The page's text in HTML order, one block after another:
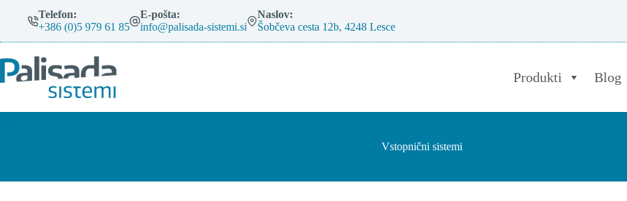
Telefon:
+386 (0)5 979 61 85
E-pošta:
info@palisada-sistemi.si
Naslov:
Šobčeva cesta 12b, 4248 Lesce
Produkti Blog
Vstopnični sistemi